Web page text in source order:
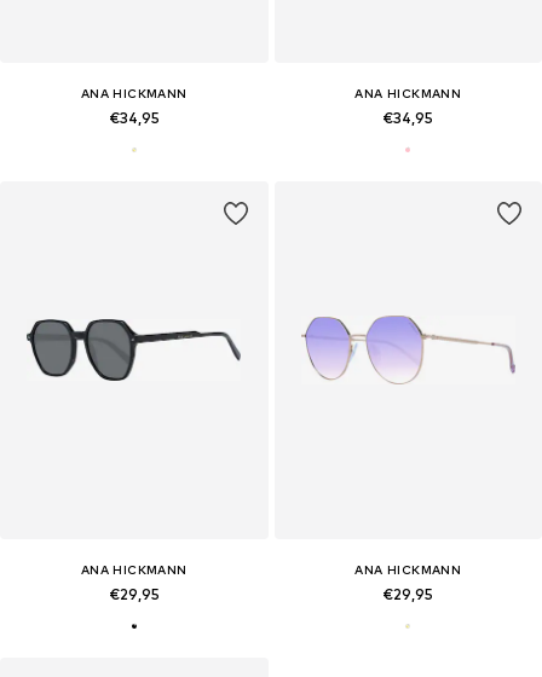
ANA HICKMANN
€34,95
ANA HICKMANN
€34,95
ANA HICKMANN
€29,95
ANA HICKMANN
€29,95